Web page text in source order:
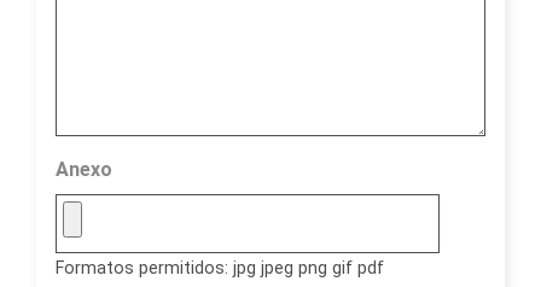
Anexo
Formatos permitidos: jpg jpeg png gif pdf